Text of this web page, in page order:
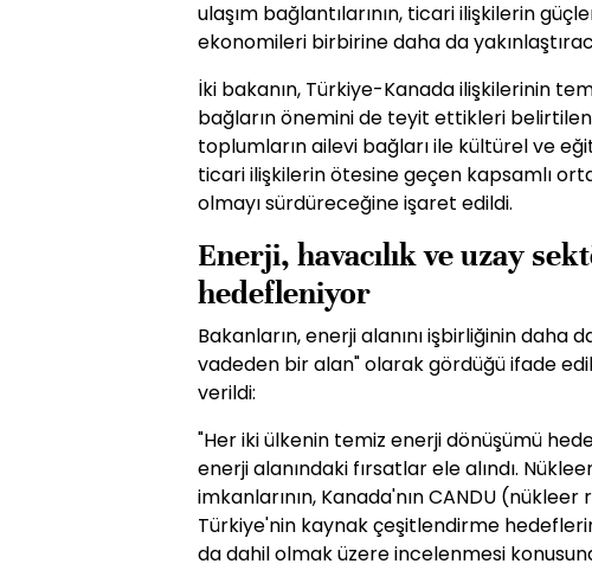
ulaşım bağlantılarının, ticari ilişkilerin
ekonomileri birbirine daha da
İki bakanın, Türkiye-Kanada ilişkilerinin
bağların önemini de teyit ettikleri
toplumların ailevi bağları ile kültürel ve
ticari ilişkilerin ötesine geçen kapsamlı
olmayı sürdüreceğine işaret edildi.
Enerji, havacılık ve uzay
hedefleniyor
Bakanların, enerji alanını işbirliğinin daha
vadeden bir alan" olarak gördüğü ifade
verildi:
"Her iki ülkenin temiz enerji dönüşümü
enerji alanındaki fırsatlar ele alındı.
imkanlarının, Kanada'nın CANDU
Türkiye'nin kaynak çeşitlendirme
da dahil olmak üzere incelenmesi